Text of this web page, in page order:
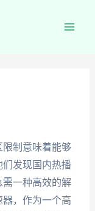
制意味着能够
发现国内热播
一种高效的解
，作为一个高